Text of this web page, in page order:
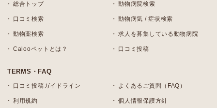
総合トップ 動物病院検索
口コミ検索 動物病気 / 症状検索
動物薬検索 求人を募集している動物病院
Calooペットとは？ 口コミ投稿
TERMS・FAQ
口コミ投稿ガイドライン よくあるご質問（FAQ）
利用規約 個人情報保護方針